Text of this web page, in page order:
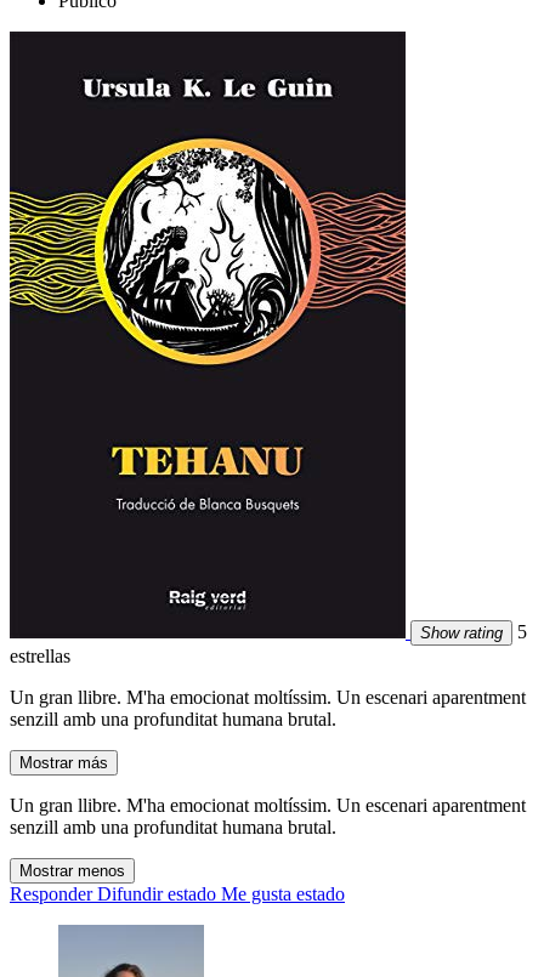
Show rating
5
estrellas
Un gran llibre. M'ha emocionat moltíssim. Un escenari aparentment
senzill amb una profunditat humana brutal.
Mostrar más
Un gran llibre. M'ha emocionat moltíssim. Un escenari aparentment
senzill amb una profunditat humana brutal.
Mostrar menos
Responder Difundir estado Me gusta estado